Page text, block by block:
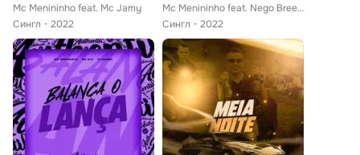
Mc Menininho feat. Mc Jamy
Сингл
2022
Mc Menininho feat. Nego Breezy
Сингл
2022